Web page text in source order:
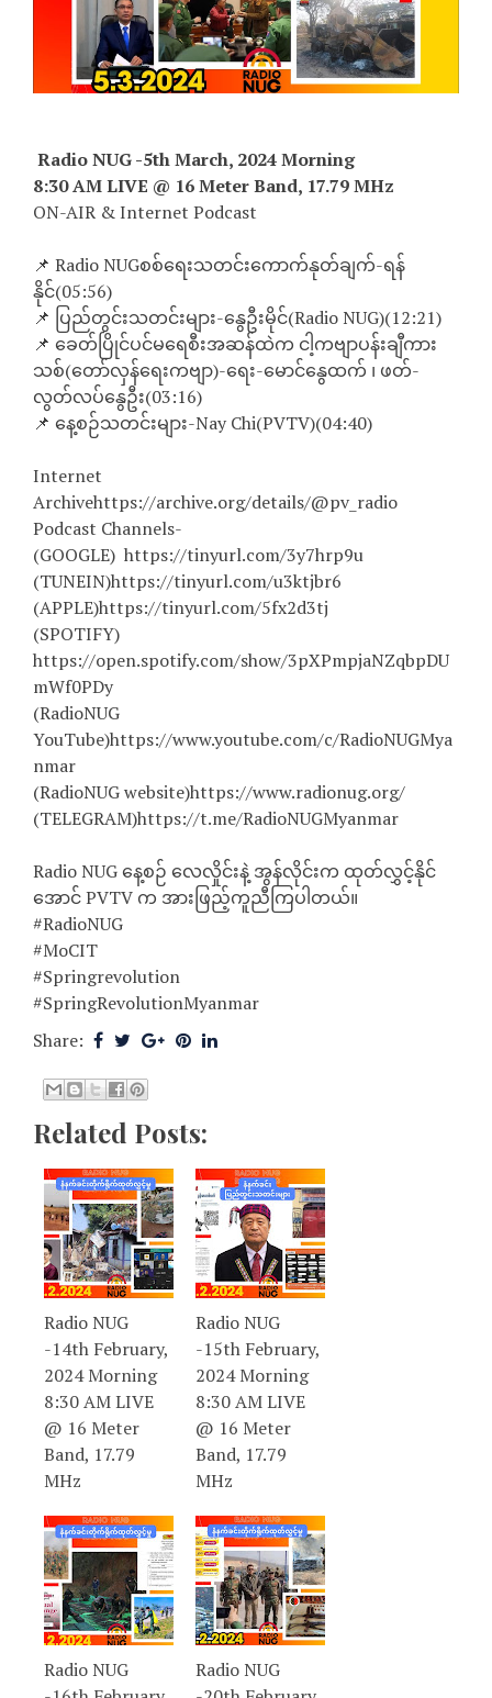
Radio NUG -5th March, 2024 Morning
8:30 AM LIVE @ 16 Meter Band, 17.79 MHz
ON-AIR & Internet Podcast
📌 Radio NUGစစ်ရေးသတင်းကောက်နုတ်ချက်-ရန်
နိုင်(05:56)
📌 ပြည်တွင်းသတင်းများ-နွေဦးမိုင်(Radio NUG)(12:21)
📌 ခေတ်ပြိုင်ပင်မရေစီးအဆန်ထဲက ငါ့ကဗျာပန်းချီကား
သစ်(တော်လှန်ရေးကဗျာ)-ရေး-မောင်နွေထက် ၊ ဖတ်-
လွတ်လပ်နွေဦး(03:16)
📌 နေ့စဉ်သတင်းများ-Nay Chi(PVTV)(04:40)
Internet
Archivehttps://archive.org/details/@pv_radio
Podcast Channels-
(GOOGLE) https://tinyurl.com/3y7hrp9u
(TUNEIN)https://tinyurl.com/u3ktjbr6
(APPLE)https://tinyurl.com/5fx2d3tj
(SPOTIFY)
https://open.spotify.com/show/3pXPmpjaNZqbpDU
mWf0PDy
(RadioNUG
YouTube)https://www.youtube.com/c/RadioNUGMya
nmar
(RadioNUG website)https://www.radionug.org/
(TELEGRAM)https://t.me/RadioNUGMyanmar
Radio NUG နေ့စဉ် လေလှိုင်းနဲ့ အွန်လိုင်းက ထုတ်လွှင့်နိုင်
အောင် PVTV က အားဖြည့်ကူညီကြပါတယ်။
#RadioNUG
#MoCIT
#Springrevolution
#SpringRevolutionMyanmar
Share:
Related Posts:
Radio NUG
-14th February,
2024 Morning
8:30 AM LIVE
@ 16 Meter
Band, 17.79
MHz
Radio NUG
-15th February,
2024 Morning
8:30 AM LIVE
@ 16 Meter
Band, 17.79
MHz
Radio NUG
Radio NUG